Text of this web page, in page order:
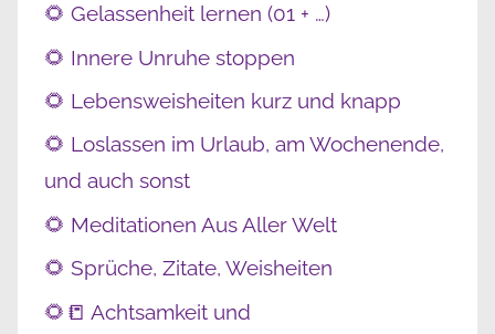
🌻 Gelassenheit lernen (01 + …)
🌻 Innere Unruhe stoppen
🌻 Lebensweisheiten kurz und knapp
🌻 Loslassen im Urlaub, am Wochenende,
und auch sonst
🌻 Meditationen Aus Aller Welt
🌻 Sprüche, Zitate, Weisheiten
🌻📒 Achtsamkeit und